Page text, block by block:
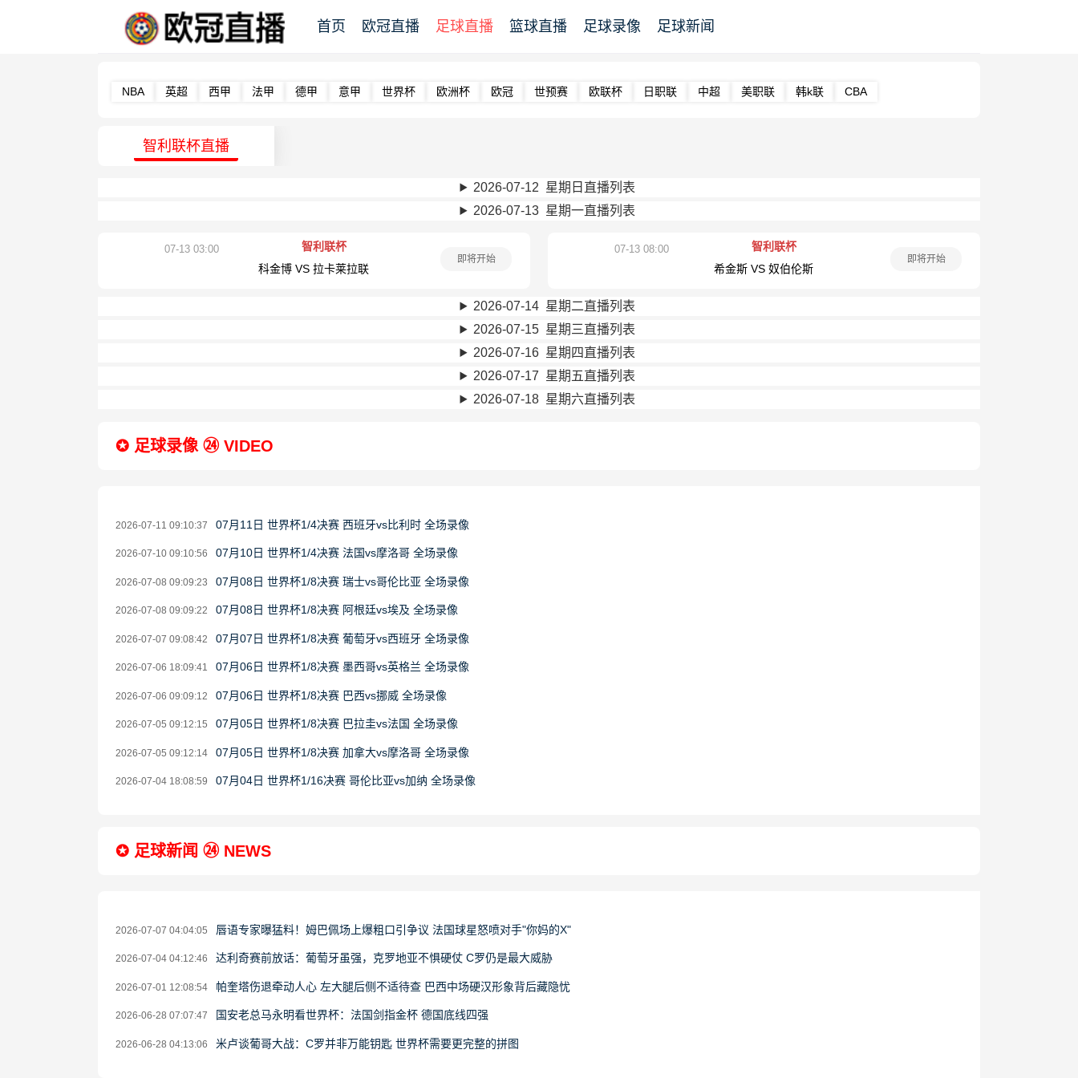
首页 欧冠直播 足球直播 篮球直播 足球录像 足球新闻
NBA 英超 西甲 法甲 德甲 意甲 世界杯 欧洲杯 欧冠 世预赛 欧联杯 日职联 中超 美职联 韩k联 CBA
智利联杯直播
2026-07-12 星期日直播列表
2026-07-13 星期一直播列表
07-13 03:00
智利联杯
科金博 VS 拉卡莱拉联
即将开始
07-13 08:00
智利联杯
希金斯 VS 奴伯伦斯
即将开始
2026-07-14 星期二直播列表
2026-07-15 星期三直播列表
2026-07-16 星期四直播列表
2026-07-17 星期五直播列表
2026-07-18 星期六直播列表
✪ 足球录像 ㉔ VIDEO
2026-07-11 09:10:37 07月11日 世界杯1/4决赛 西班牙vs比利时 全场录像
2026-07-10 09:10:56 07月10日 世界杯1/4决赛 法国vs摩洛哥 全场录像
2026-07-08 09:09:23 07月08日 世界杯1/8决赛 瑞士vs哥伦比亚 全场录像
2026-07-08 09:09:22 07月08日 世界杯1/8决赛 阿根廷vs埃及 全场录像
2026-07-07 09:08:42 07月07日 世界杯1/8决赛 葡萄牙vs西班牙 全场录像
2026-07-06 18:09:41 07月06日 世界杯1/8决赛 墨西哥vs英格兰 全场录像
2026-07-06 09:09:12 07月06日 世界杯1/8决赛 巴西vs挪威 全场录像
2026-07-05 09:12:15 07月05日 世界杯1/8决赛 巴拉圭vs法国 全场录像
2026-07-05 09:12:14 07月05日 世界杯1/8决赛 加拿大vs摩洛哥 全场录像
2026-07-04 18:08:59 07月04日 世界杯1/16决赛 哥伦比亚vs加纳 全场录像
✪ 足球新闻 ㉔ NEWS
2026-07-07 04:04:05 唇语专家曝猛料！姆巴佩场上爆粗口引争议 法国球星怒喷对手"你妈的X"
2026-07-04 04:12:46 达利奇赛前放话：葡萄牙虽强，克罗地亚不惧硬仗 C罗仍是最大威胁
2026-07-01 12:08:54 帕奎塔伤退牵动人心 左大腿后侧不适待查 巴西中场硬汉形象背后藏隐忧
2026-06-28 07:07:47 国安老总马永明看世界杯：法国剑指金杯 德国底线四强
2026-06-28 04:13:06 米卢谈葡哥大战：C罗并非万能钥匙 世界杯需要更完整的拼图